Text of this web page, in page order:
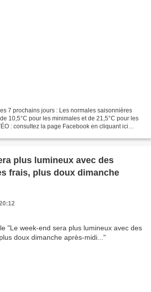
7 prochains jours : Les normales saisonnières
10,5°C pour les minimales et de 21,5°C pour les
: consultez la page Facebook en cliquant ici
plus lumineux avec des
frais, plus doux dimanche